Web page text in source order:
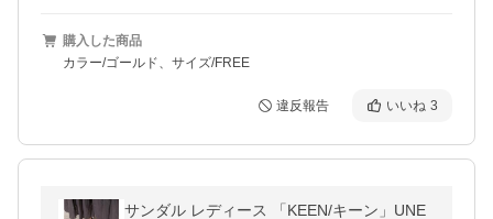
購入した商品
カラー/ゴールド、サイズ/FREE
違反報告 いいね 3
サンダル レディース 「KEEN/キーン」UNE